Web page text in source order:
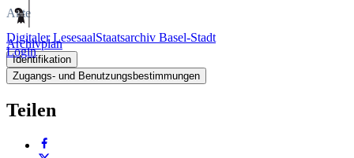
Digitaler LesesaalStaatsarchiv Basel-Stadt
Login
Akte
Archivplan
Identifikation
Zugangs- und Benutzungsbestimmungen
Teilen